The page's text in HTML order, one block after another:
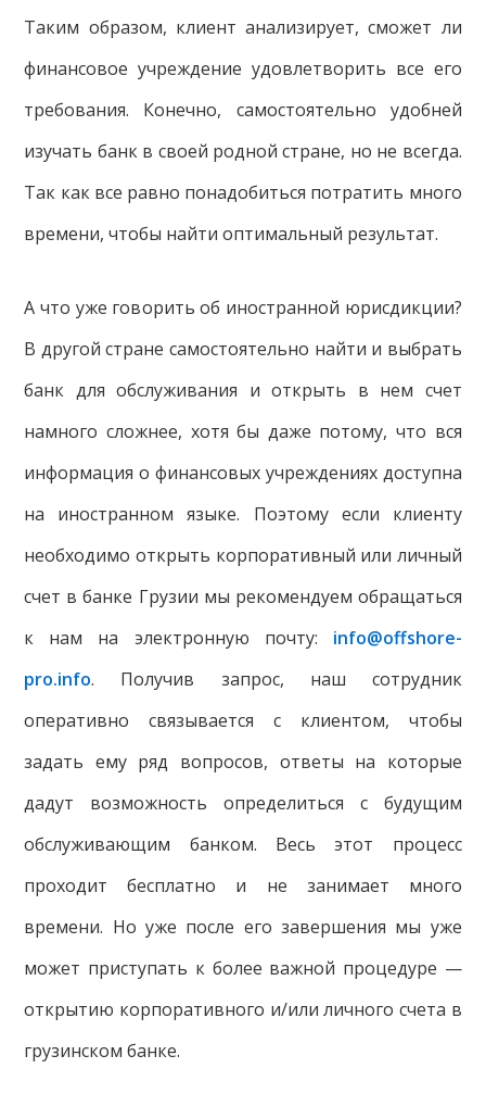
Таким образом, клиент анализирует, сможет ли
финансовое учреждение удовлетворить все его
требования. Конечно, самостоятельно удобней
изучать банк в своей родной стране, но не всегда.
Так как все равно понадобиться потратить много
времени, чтобы найти оптимальный результат.
А что уже говорить об иностранной юрисдикции?
В другой стране самостоятельно найти и выбрать
банк для обслуживания и открыть в нем счет
намного сложнее, хотя бы даже потому, что вся
информация о финансовых учреждениях доступна
на иностранном языке. Поэтому если клиенту
необходимо открыть корпоративный или личный
счет в банке Грузии мы рекомендуем обращаться
к нам на электронную почту: info@offshore-
pro.info. Получив запрос, наш сотрудник
оперативно связывается с клиентом, чтобы
задать ему ряд вопросов, ответы на которые
дадут возможность определиться с будущим
обслуживающим банком. Весь этот процесс
проходит бесплатно и не занимает много
времени. Но уже после его завершения мы уже
может приступать к более важной процедуре —
открытию корпоративного и/или личного счета в
грузинском банке.